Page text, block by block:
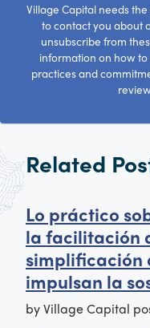
Village Capital needs
to contact you about
unsubscribe from
information on how
practices and
Related
Lo práctico
la facilitación
simplificación
impulsan la
byVillage Capital